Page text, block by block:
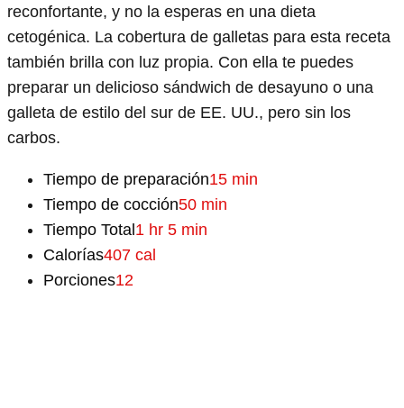
reconfortante, y no la esperas en una dieta
cetogénica. La cobertura de galletas para esta receta
también brilla con luz propia. Con ella te puedes
preparar un delicioso sándwich de desayuno o una
galleta de estilo del sur de EE. UU., pero sin los
carbos.
Tiempo de preparación15 min
Tiempo de cocción50 min
Tiempo Total1 hr 5 min
Calorías407 cal
Porciones12